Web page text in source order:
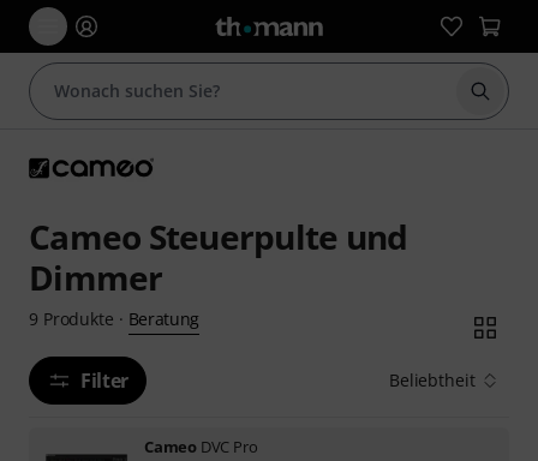
Suche
Cameo Steuerpulte und
Dimmer
9 Produkte · Beratung
Filter Beliebtheit
Cameo DVC Pro